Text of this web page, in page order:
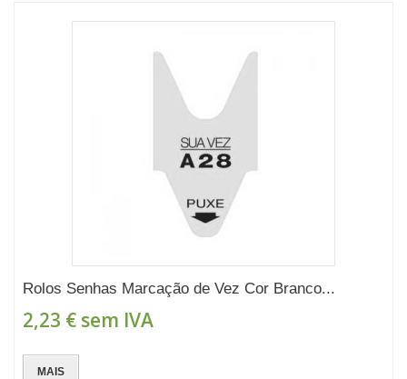
Rolos Senhas Marcação de Vez Cor Branco...
2,23 € sem IVA
MAIS